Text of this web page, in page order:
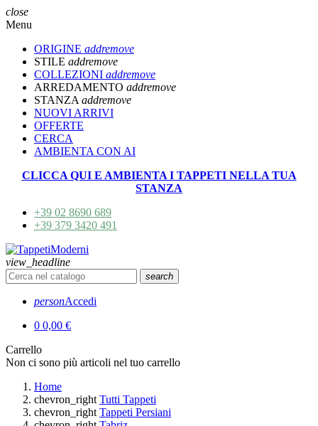
close
Menu
ORIGINE addremove
STILE addremove
COLLEZIONI addremove
ARREDAMENTO addremove
STANZA addremove
NUOVI ARRIVI
OFFERTE
CERCA
AMBIENTA CON AI
CLICCA QUI E AMBIENTA I TAPPETI NELLA TUA
STANZA
+39 02 8690 689
+39 379 3420 491
view_headline
search
personAccedi
0 0,00 €
Carrello
Non ci sono più articoli nel tuo carrello
Home
chevron_right Tutti Tappeti
chevron_right Tappeti Persiani